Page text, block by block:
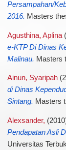
Persampahan/
2016. Masters
Agusthina, Aplina
e-KTP Di Dinas
Malinau. Masters
Ainun, Syaripah
di Dinas
Sintang. Masters
Alexsander,
Pendapatan Asli
Universitas